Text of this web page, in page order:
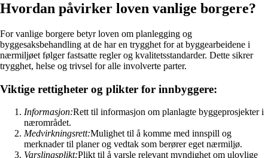
Hvordan påvirker loven vanlige borgere?
For vanlige borgere betyr loven om planlegging og
byggesaksbehandling at de har en trygghet for at byggearbeidene i
nærmiljøet følger fastsatte regler og kvalitetsstandarder. Dette sikrer
trygghet, helse og trivsel for alle involverte parter.
Viktige rettigheter og plikter for innbyggere:
Informasjon:Rett til informasjon om planlagte byggeprosjekter i
nærområdet.
Medvirkningsrett:Mulighet til å komme med innspill og
merknader til planer og vedtak som berører eget nærmiljø.
Varslingsplikt:Plikt til å varsle relevant myndighet om ulovlige